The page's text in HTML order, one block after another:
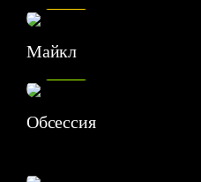
Майкл
Обсессия